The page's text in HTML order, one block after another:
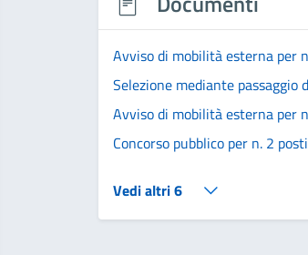
Avviso di mobilità esterna
Selezione mediante
Avviso di mobilità esterna
Concorso pubblico per n. 2
Vedi altri 6